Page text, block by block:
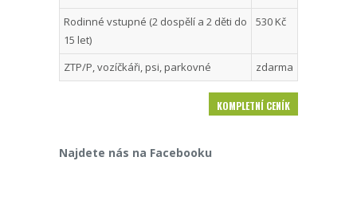
Rodinné vstupné (2 dospělí a 2 děti do
15 let)
530 Kč
ZTP/P, vozíčkáři, psi, parkovné zdarma
KOMPLETNÍ CENÍK
Najdete nás na Facebooku